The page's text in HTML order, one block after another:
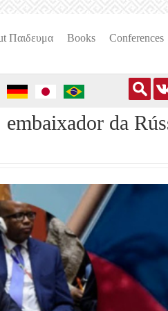
Пαιδευμα Books Conferences
da